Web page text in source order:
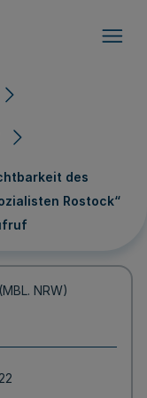
des
Rostock“
NRW)